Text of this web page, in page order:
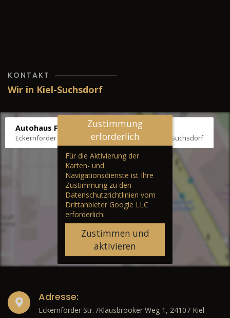
KONTAKT
Wir in Kiel-Suchsdorf
Autohaus Fräter
Eckernförder Str. /Klausbrooker Weg 1, 24107 Kiel-Suchsdorf
Zustimmung
erforderlich
Für die Aktivierung der
Karten- und
Navigationsdienste ist Ihre
Zustimmung zu den
Datenschutzrichtlinien vom
Drittanbieter Google LLC
erforderlich.
Zustimmen und
aktivieren
Adresse:
Eckernförder Str. /Klausbrooker Weg 1, 24107 Kiel-